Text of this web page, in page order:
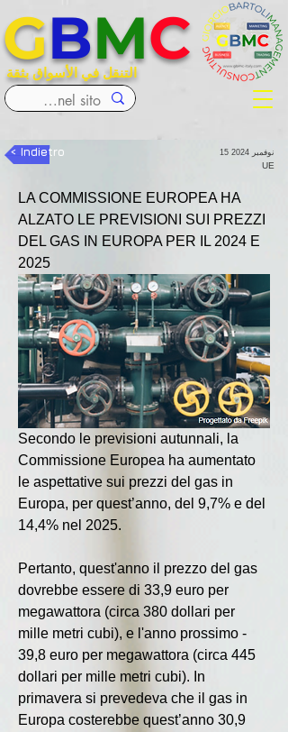
التنقل في الأسواق بثقة
GBMC
< Indietro 15 نوفمبر 2024
UE
LA COMMISSIONE EUROPEA HA
ALZATO LE PREVISIONI SUI PREZZI
DEL GAS IN EUROPA PER IL 2024 E
2025
Secondo le previsioni autunnali, la
Commissione Europea ha aumentato
le aspettative sui prezzi del gas in
Europa, per quest’anno, del 9,7% e del
14,4% nel 2025.
Pertanto, quest'anno il prezzo del gas
dovrebbe essere di 33,9 euro per
megawattora (circa 380 dollari per
mille metri cubi), e l'anno prossimo -
39,8 euro per megawattora (circa 445
dollari per mille metri cubi). In
primavera si prevedeva che il gas in
Europa costerebbe quest’anno 30,9